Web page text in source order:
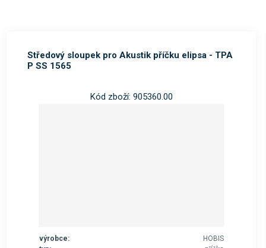
Středový sloupek pro Akustik příčku elipsa - TPA
P SS 1565
Kód zboží: 905360.00
výrobce:
HOBIS